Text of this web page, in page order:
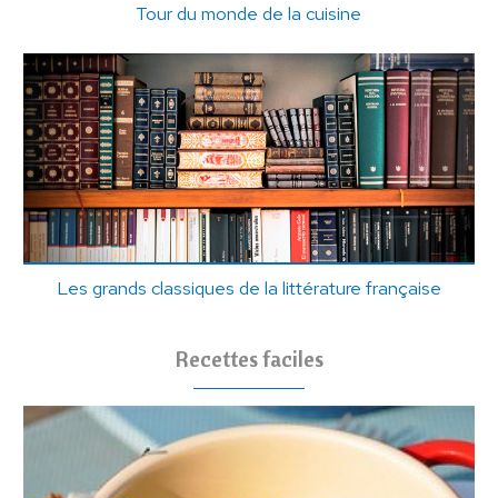
Tour du monde de la cuisine
Les grands classiques de la littérature française
Recettes faciles